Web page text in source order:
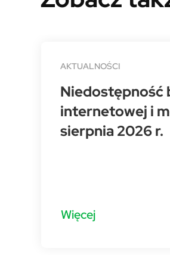
AKTUALNOŚCI
Niedostępność
internetowej i
sierpnia 2026 r.
Więcej